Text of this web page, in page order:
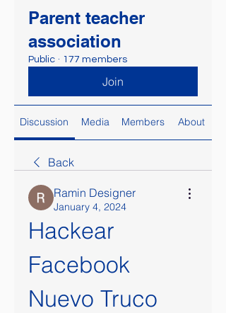
Parent teacher
association
Public · 177 members
Join
Discussion Media Members About
Back
Ramin Designer
January 4, 2024
Hackear
Facebook
Nuevo Truco